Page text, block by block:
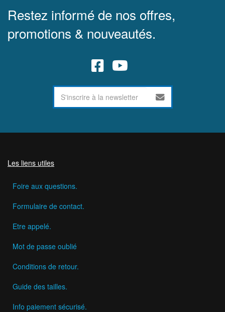
Restez informé de nos offres,
promotions & nouveautés.
Les liens utiles
Foire aux questions.
Formulaire de contact.
Etre appelé.
Mot de passe oublié
Conditions de retour.
Guide des tailles.
Info paiement sécurisé.